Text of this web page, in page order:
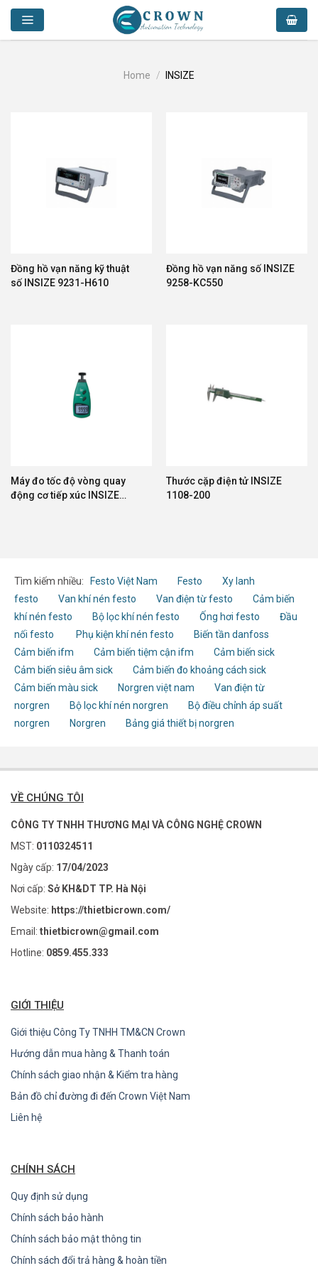
Skip
content
Home / INSIZE
Đồng hồ vạn năng kỹ thuật
số INSIZE 9231-H610
Đồng hồ vạn năng số INSIZE
9258-KC550
Máy đo tốc độ vòng quay
động cơ tiếp xúc INSIZE
Thước cặp điện tử INSIZE
1108-200
Tìm kiếm nhiều: Festo Việt Nam Festo
Xy lanh
festo
Van khí nén festo Van điện từ festo
Cảm biến
khí nén festo
Bộ lọc khí nén festo Ống hơi festo
Đầu
nối festo
Phụ kiện khí nén festo
Biến tần danfoss
Cảm biến ifm
Cảm biến tiệm cận ifm
Cảm biến sick
Cảm biến siêu âm sick
Cảm biến đo khoảng cách sick
Cảm biến màu sick
Norgren việt nam
Van điện từ
norgren
Bộ lọc khí nén norgren
Bộ điều chỉnh áp suất
norgren
Norgren Bảng giá thiết bị norgren
VỀ CHÚNG TÔI
CÔNG TY TNHH THƯƠNG MẠI VÀ CÔNG NGHỆ CROWN
MST: 0110324511
Ngày cấp: 17/04/2023
Nơi cấp: Sở KH&DT TP. Hà Nội
Website: https://thietbicrown.com/
Email: thietbicrown@gmail.com
Hotline: 0859.455.333
GIỚI THIỆU
Giới thiệu Công Ty TNHH TM&CN Crown
Hướng dẫn mua hàng & Thanh toán
Chính sách giao nhận & Kiểm tra hàng
Bản đồ chỉ đường đi đến Crown Việt Nam
Liên hệ
CHÍNH SÁCH
Quy định sử dụng
Chính sách bảo hành
Chính sách bảo mật thông tin
Chính sách đổi trả hàng & hoàn tiền